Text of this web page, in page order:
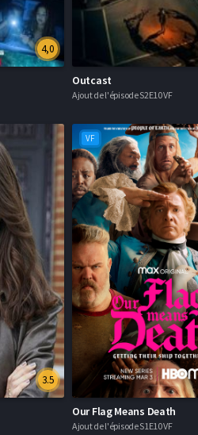
4,0
Outcast
Ajout de l'épisode S2E10 VF
3.5
VF
Our Flag Means Death
Ajout de l'épisode S1E10 VF